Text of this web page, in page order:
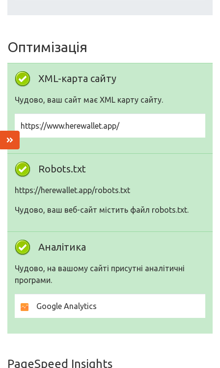
Оптимізація
XML-карта сайту
Чудово, ваш сайт має XML карту сайту.
https://www.herewallet.app/
Robots.txt
https://herewallet.app/robots.txt
Чудово, ваш веб-сайт містить файл robots.txt.
Аналітика
Чудово, на вашому сайті присутні аналітичні
програми.
Google Analytics
PageSpeed Insights